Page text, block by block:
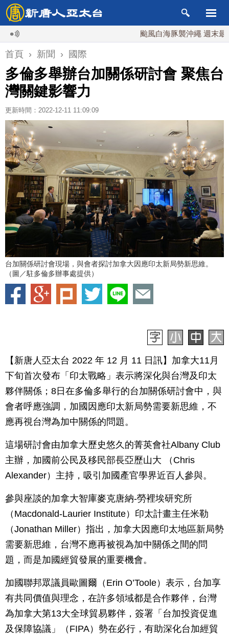
颱風白海豚襲沖繩 週末最近台灣
首頁 › 新聞 › 國際
多倫多舉辦台加關係研討會 聚焦台
灣關鍵影響力
更新時間：2022-12-11 11:09:09
台加關係研討會現場，與會者探討加拿大因應印太新局勢新思維。
（圖／駐多倫多辦事處提供）
【新唐人亞太台 2022 年 12 月 11 日訊】加拿大11月
下旬首次發布「印太戰略」表示將深化與台灣及印太
夥伴關係；8日在多倫多舉行的台加關係研討會中，與
會者呼應強調，加國因應印太新局勢需要新思維，不
應再視台灣為加中關係的問題。
這場研討會由加拿大歷史悠久的菁英會社Albany Club
主辦，加國前公民及移民部長亞歷山大 （Chris
Alexander）主持，吸引加國產官學界近百人參與。
參與座談的加拿大智庫麥克唐納-勞裡埃研究所
（Macdonald-Laurier Institute）印太計畫主任米勒
（Jonathan Miller）指出，加拿大因應印太地區新局勢
需要新思維，台灣不應再被視為加中關係之間的問
題，而是加國經貿發展的重要機會。
加國聯邦眾議員歐圖爾（Erin O’Toole）表示，台加享
有共同價值與理念，在許多領域都是合作夥伴，台灣
為加拿大第13大全球貿易夥伴，簽署「台加投資促進
及保障協議」（FIPA）勢在必行，有助深化台加經貿